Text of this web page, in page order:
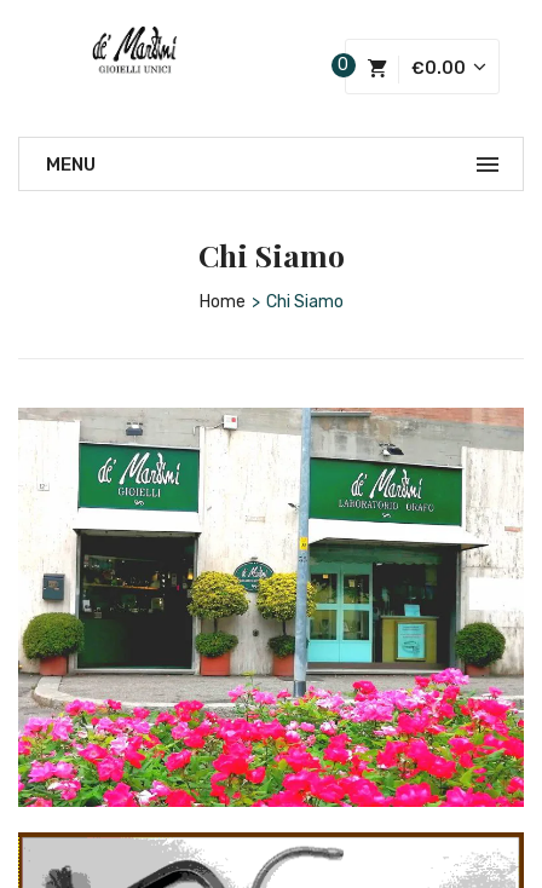
€0.00
0
Chi Siamo
Home > Chi Siamo